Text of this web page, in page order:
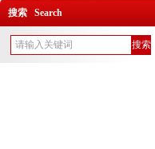
搜索 Search